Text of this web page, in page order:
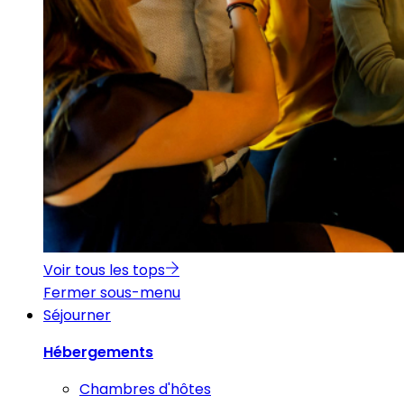
Voir tous les tops
Fermer sous-menu
Séjourner
Hébergements
Chambres d'hôtes